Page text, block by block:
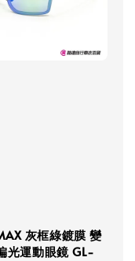
灰框綠鍍膜 變
光運動眼鏡 GL-